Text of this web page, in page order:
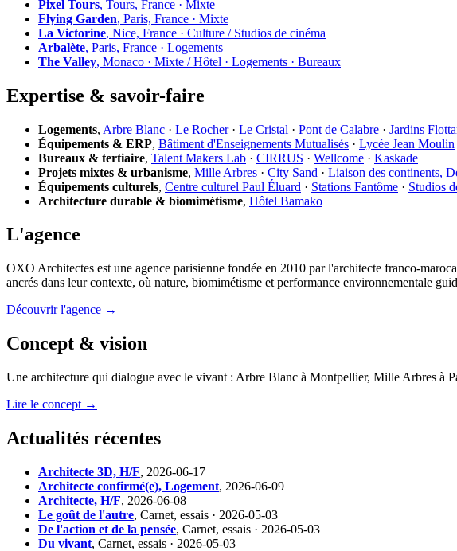
Pixel Tours, Tours, France · Mixte
Flying Garden, Paris, France · Mixte
La Victorine, Nice, France · Culture / Studios de cinéma
Arbalète, Paris, France · Logements
The Valley, Monaco · Mixte / Hôtel · Logements · Bureaux
Expertise & savoir-faire
Logements, Arbre Blanc · Le Rocher· Le Cristal · Pont de Calabre · Jardins
Équipements & ERP, Bâtiment d'Enseignements Mutualisés · Lycée Jean Moulin
Bureaux & tertiaire, Talent Makers Lab · CIRRUS · Wellcome · Kaskade
Projets mixtes & urbanisme, Mille Arbres · City Sand · Liaison des continents,
Équipements culturels, Centre culturel Paul Éluard · Stations Fantôme · Studios
Architecture durable & biomimétisme, Hôtel Bamako
L'agence
OXO Architectes est une agence parisienne fondée en 2010 par l'architecte franco-
ancrés dans leur contexte, où nature, biomimétisme et performance environnementale
Découvrir l'agence →
Concept & vision
Une architecture qui dialogue avec le vivant : Arbre Blanc à Montpellier, Mille Arbres à
Lire le concept →
Actualités récentes
Architecte 3D, H/F, 2026-06-17
Architecte confirmé(e), Logement, 2026-06-09
Architecte, H/F, 2026-06-08
Le goût de l'autre, Carnet, essais · 2026-05-03
De l'action et de la pensée, Carnet, essais · 2026-05-03
Du vivant, Carnet, essais · 2026-05-03